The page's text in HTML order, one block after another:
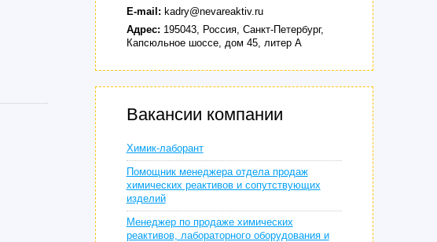
E-mail: kadry@nevareaktiv.ru
Адрес: 195043, Россия, Санкт-Петербург,
Капсюльное шоссе, дом 45, литер А
Вакансии компании
Химик-лаборант
Помощник менеджера отдела продаж
химических реактивов и сопутствующих
изделий
Менеджер по продаже химических
реактивов, лабораторного оборудования и